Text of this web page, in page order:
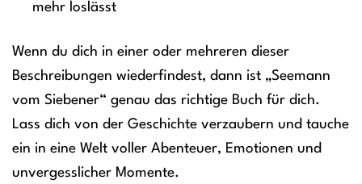
mehr loslässt
Wenn du dich in einer oder mehreren dieser
Beschreibungen wiederfindest, dann ist „Seemann
vom Siebener“ genau das richtige Buch für dich.
Lass dich von der Geschichte verzaubern und tauche
ein in eine Welt voller Abenteuer, Emotionen und
unvergesslicher Momente.